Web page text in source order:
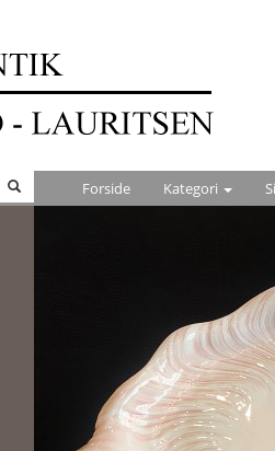
Forside Kategori